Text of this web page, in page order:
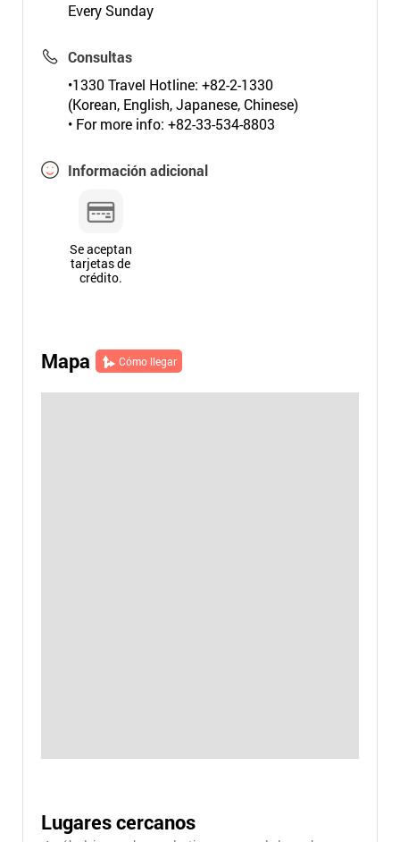
Every Sunday
Consultas
•1330 Travel Hotline: +82-2-1330
(Korean, English, Japanese, Chinese)
• For more info: +82-33-534-8803
Información adicional
Se aceptan
tarjetas de
crédito.
Mapa Cómo llegar
Lugares cercanos